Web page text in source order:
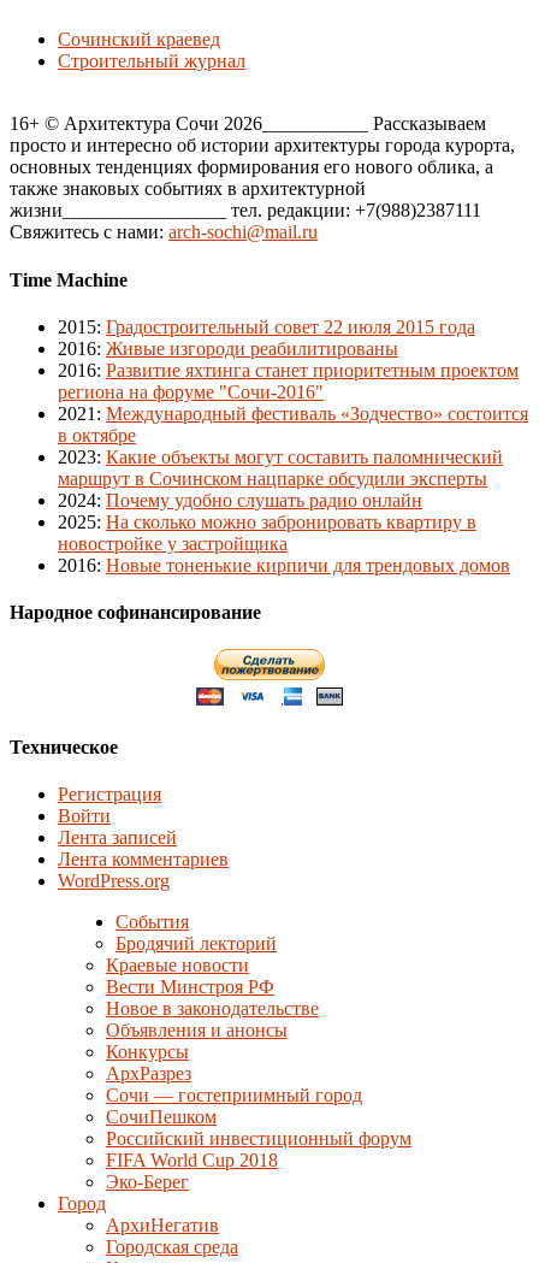
Сочинский краевед
Строительный журнал
16+ © Архитектура Сочи 2026___________ Рассказываем
просто и интересно об истории архитектуры города курорта,
основных тенденциях формирования его нового облика, а
также знаковых событиях в архитектурной
жизни_________________ тел. редакции: +7(988)2387111
Свяжитесь с нами: arch-sochi@mail.ru
Time Machine
2015: Градостроительный совет 22 июля 2015 года
2016: Живые изгороди реабилитированы
2016: Развитие яхтинга станет приоритетным проектом
региона на форуме "Сочи-2016"
2021 : Международный фестиваль «Зодчество» состоится
в октябре
2023: Какие объекты могут составить паломнический
маршрут в Сочинском нацпарке обсудили эксперты
2024: Почему удобно слушать радио онлайн
2025: На сколько можно забронировать квартиру в
новостройке у застройщика
2016: Новые тоненькие кирпичи для трендовых домов
Народное софинансирование
Техническое
Регистрация
Войти
Лента записей
Лента комментариев
WordPress.org
События
Бродячий лекторий
Краевые новости
Вести Минстроя РФ
Новое в законодательстве
Объявления и анонсы
Конкурсы
АрхРазрез
Сочи — гостеприимный город
СочиПешком
Российский инвестиционный форум
FIFA World Cup 2018
Эко-Берег
Город
АрхиНегатив
Городская среда